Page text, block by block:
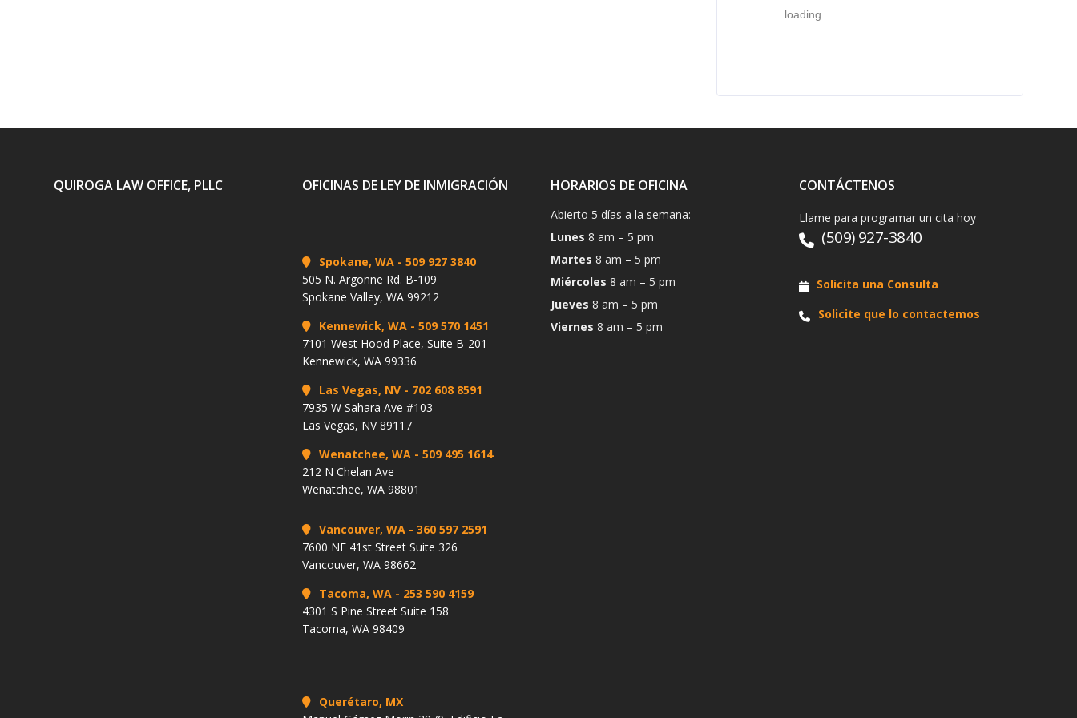
loading ...
QUIROGA LAW OFFICE, PLLC OFICINAS DE LEY DE INMIGRACIÓN
Spokane, WA - 509 927 3840
505 N. Argonne Rd. B-109
Spokane Valley, WA 99212
Kennewick, WA - 509 570 1451
7101 West Hood Place, Suite B-201
Kennewick, WA 99336
Las Vegas, NV - 702 608 8591
7935 W Sahara Ave #103
Las Vegas, NV 89117
Wenatchee, WA - 509 495 1614
212 N Chelan Ave
Wenatchee, WA 98801
Vancouver, WA - 360 597 2591
7600 NE 41st Street Suite 326
Vancouver, WA 98662
Tacoma, WA - 253 590 4159
4301 S Pine Street Suite 158
Tacoma, WA 98409
Querétaro, MX
HORARIOS DE OFICINA
Abierto 5 días a la semana:
Lunes 8 am – 5 pm
Martes 8 am – 5 pm
Miércoles 8 am – 5 pm
Jueves 8 am – 5 pm
Viernes 8 am – 5 pm
CONTÁCTENOS
Llame para programar un cita hoy
(509) 927-3840
Solicita una Consulta
Solicite que lo contactemos